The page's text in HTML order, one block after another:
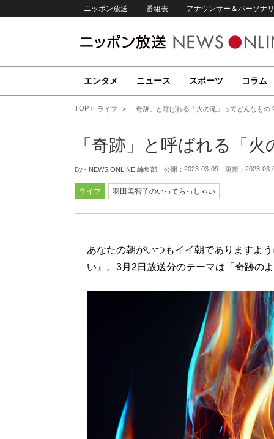
ニッポン放送 番組表 アナウンサー＆パーソナ
エンタメ ニュース スポーツ コラム
TOP ライフ 「奇跡」と呼ばれる「火の滝」ってどんなもの
「奇跡」と呼ばれる「
By - NEWS ONLINE 編集部 公開： 2023-03-09 更新： 2023-03-
ライフ 羽田美智子のいってらっしゃい
あなたの朝がいつもイイ朝でありますよ
い』。3月2日放送分のテーマは「奇跡の